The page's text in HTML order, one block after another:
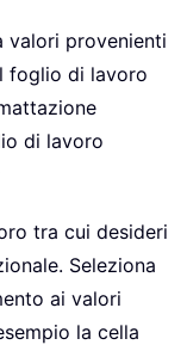
valori provenienti
foglio di lavoro
di lavoro
tra cui desideri
Seleziona
ai valori
la cella